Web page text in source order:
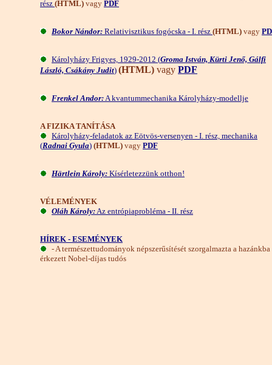
rész (HTML) vagy PDF
Bokor Nándor: Relativisztikus fogócska - I. rész (HTML) vagy
Károlyházy Frigyes, 1929-2012 (Groma István, Kürti Jenő, Gálfi
László, Csákány Judit) (HTML) vagy PDF
Frenkel Andor:A kvantummechanika Károlyházy-modellje
A FIZIKA TANÍTÁSA
Károlyházy-feladatok az Eötvös-versenyen - I. rész, mechanika
(Radnai Gyula) (HTML) vagy PDF
Härtlein Károly: Kísérletezzünk otthon!
VÉLEMÉNYEK
Oláh Károly:Az entrópiaprobléma - II. rész
HÍREK - ESEMÉNYEK
- A természettudományok népszerűsítését szorgalmazta a hazánkba
érkezett Nobel-díjas tudós